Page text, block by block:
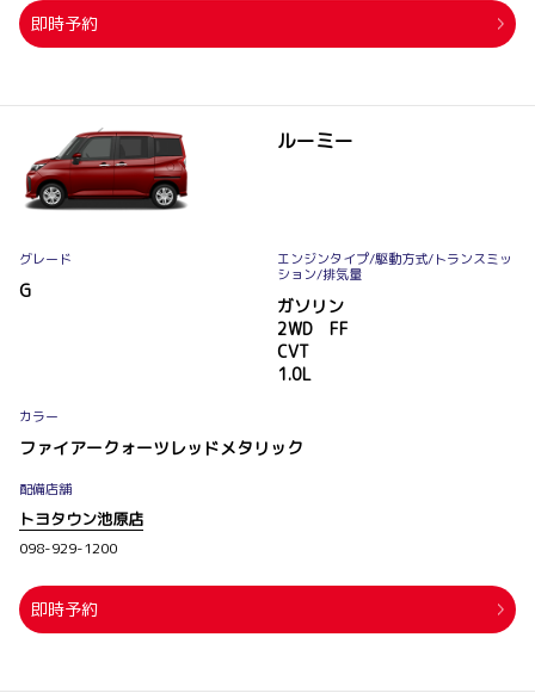
即時予約
ルーミー
グレード
G
エンジンタイプ/駆動方式/トランスミッ
ション/排気量
ガソリン
2WD FF
CVT
1.0L
カラー
ファイアークォーツレッドメタリック
配備店舗
トヨタウン池原店
098-929-1200
即時予約